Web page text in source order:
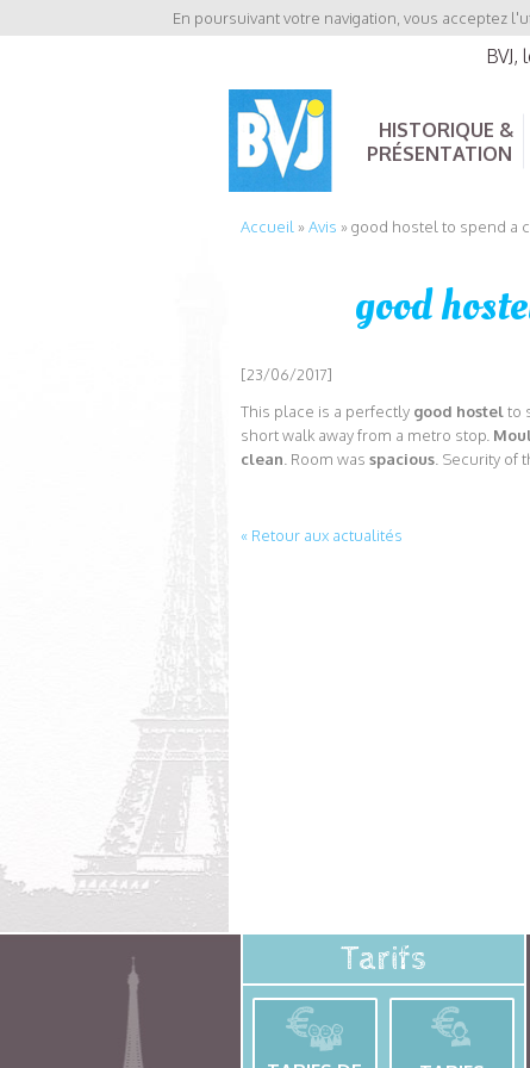
En poursuivant votre navigation, vous acceptez
HISTORIQUE &
PRÉSENTATION
Accueil »Avis »good hostel to spend a
good
[23/06/2017]
This place is a perfectly good hostelto
short walk away from a metro stop.
clean. Room was spacious. Security of
« Retour aux actualités
Tarifs